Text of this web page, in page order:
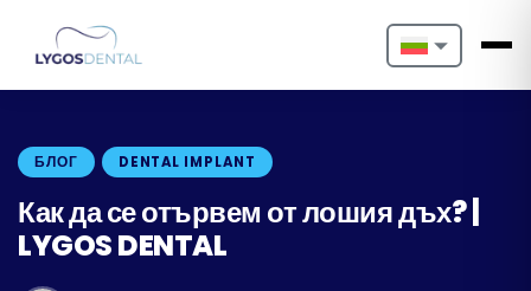
Nederlands
Français
БЛОГ DENTAL IMPLANT
Как да се отървем от лошия дъх? |
LYGOS DENTAL